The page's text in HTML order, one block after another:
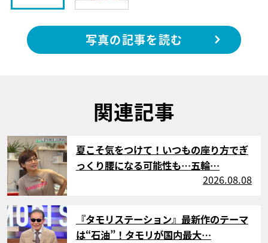
写真の記事を読む
関連記事
サムネイル
夏こそ気をつけて！いつもの座り方でぎ
っくり腰になる可能性も…五輪…
2026.08.08
サムネイル
『タモリステーション』最新作のテーマ
は“石油”！タモリが国内最大…